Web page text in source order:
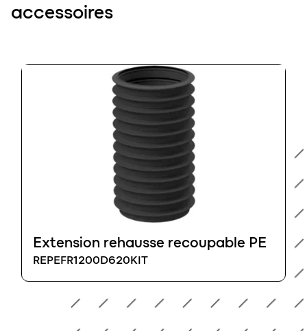
accessoires
Extension rehausse recoupable PE
REPEFR1200D620KIT